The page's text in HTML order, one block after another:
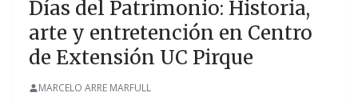
Días del Patrimonio: Historia,
arte y entretención en Centro
de Extensión UC Pirque
MARCELO ARRE MARFULL